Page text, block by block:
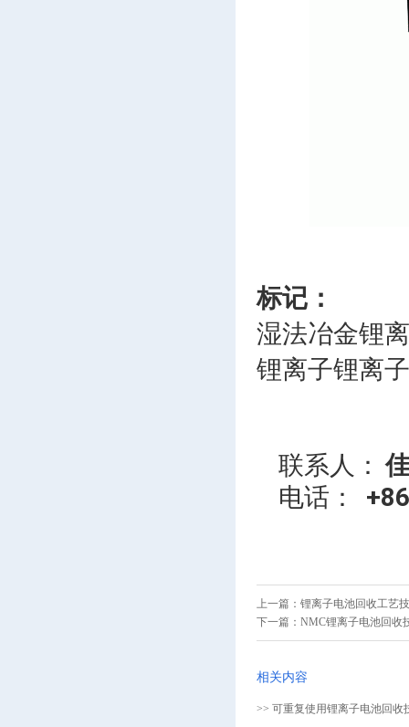
标记：
湿法冶金锂
锂离子锂离
联系人：
电话：
+86
上一篇： 锂离子电池回收工艺
下一篇： NMC锂离子电池回收
相关内容
>> 可重复使用锂离子电池回收